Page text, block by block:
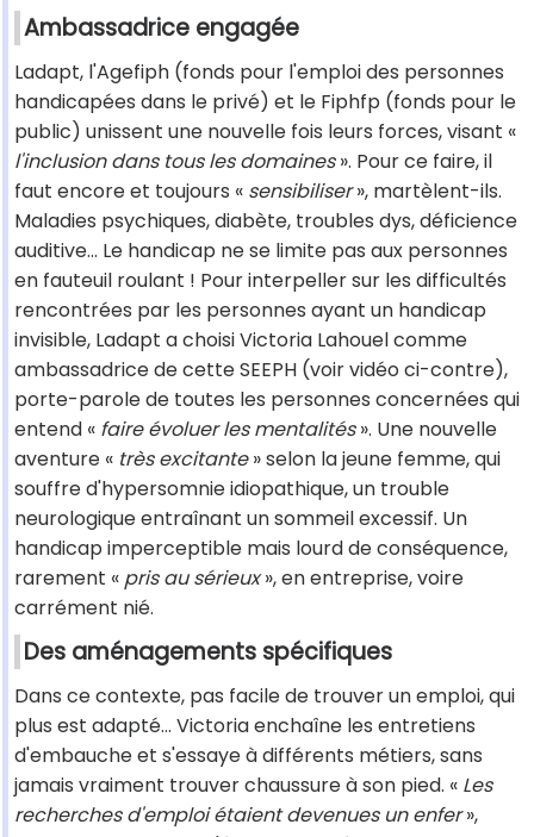
Ambassadrice engagée
Ladapt, l'Agefiph (fonds pour l'emploi des personnes
handicapées dans le privé) et le Fiphfp (fonds pour le
public) unissent une nouvelle fois leurs forces, visant «
l'inclusion dans tous les domaines». Pour ce faire, il
faut encore et toujours « sensibiliser», martèlent-ils.
Maladies psychiques, diabète, troubles dys, déficience
auditive... Le handicap ne se limite pas aux personnes
en fauteuil roulant ! Pour interpeller sur les difficultés
rencontrées par les personnes ayant un handicap
invisible, Ladapt a choisi Victoria Lahouel comme
ambassadrice de cette SEEPH (voir vidéo ci-contre),
porte-parole de toutes les personnes concernées qui
entend « faire évoluer les mentalités». Une nouvelle
aventure « très excitante» selon la jeune femme, qui
souffre d'hypersomnie idiopathique, un trouble
neurologique entraînant un sommeil excessif. Un
handicap imperceptible mais lourd de conséquence,
rarement « pris au sérieux», en entreprise, voire
carrément nié.
Des aménagements spécifiques
Dans ce contexte, pas facile de trouver un emploi, qui
plus est adapté... Victoria enchaîne les entretiens
d'embauche et s'essaye à différents métiers, sans
jamais vraiment trouver chaussure à son pied. « Les
recherches d'emploi étaient devenues un enfer»,